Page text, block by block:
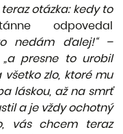
terazotázka: kedy to
odpovedal
nedám ďalej!“
–
„a presne to urobil
všetkozlo, ktoré mu
láskou, až na smrť
a je vždy ochotný
vás chcem teraz